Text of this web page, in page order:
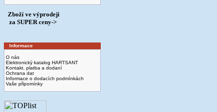
Zboží ve výprodeji
­ za SUPER ceny->
Informace
O nás
Elektronický katalog HARTSANT
Kontakt, platba a dodaní
Ochrana dat
Informace o dodacích podmínkách
Vaše připomínky